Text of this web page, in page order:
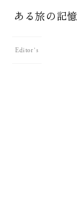
ある旅の記憶
Editor's